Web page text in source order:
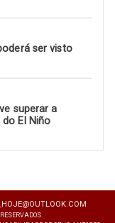
ser visto
superar a
El Niño